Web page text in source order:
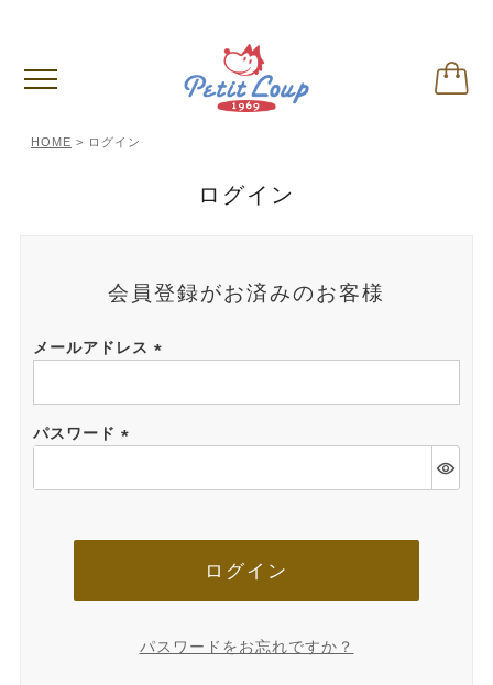
HOME ログイン
ログイン
会員登録がお済みのお客様
メールアドレス
須)
パスワード
須)
ログイン
パスワードをお忘れですか？